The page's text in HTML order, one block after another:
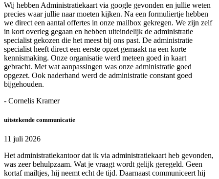
Wij hebben Administratiekaart via google gevonden en jullie weten
precies waar jullie naar moeten kijken. Na een formuliertje hebben
we direct een aantal offertes in onze mailbox gekregen. We zijn zelf
in kort overleg gegaan en hebben uiteindelijk de administratie
specialist gekozen die het meest bij ons past. De administratie
specialist heeft direct een eerste opzet gemaakt na een korte
kennismaking. Onze organisatie werd meteen goed in kaart
gebracht. Met wat aanpassingen was onze administratie goed
opgezet. Ook naderhand werd de administratie constant goed
bijgehouden.
- Cornelis Kramer
uitstekende communicatie
11 juli 2026
Het administratiekantoor dat ik via administratiekaart heb gevonden,
was zeer behulpzaam. Wat je vraagt wordt gelijk geregeld. Geen
kortaf mailtjes, hij neemt echt de tijd. Daarnaast communiceert hij